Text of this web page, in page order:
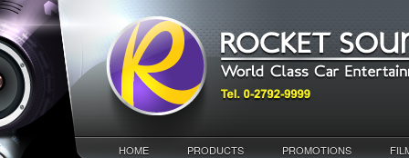
HOME PRODUCTS PROMOTIONS